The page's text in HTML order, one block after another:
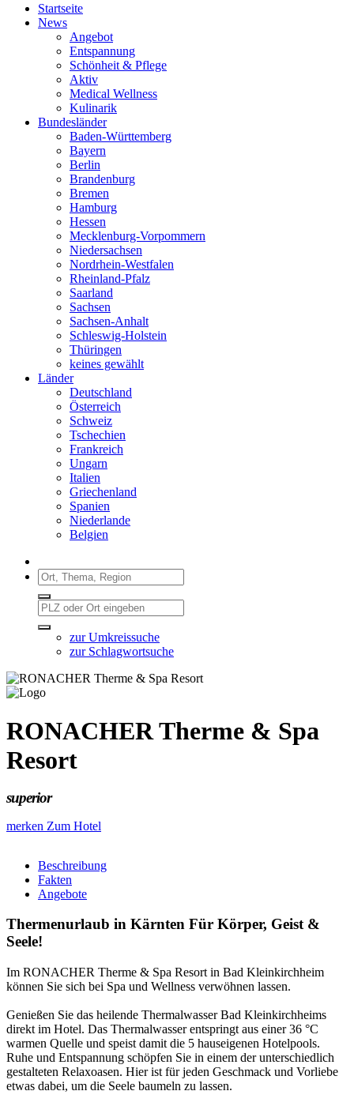
Startseite
News
Angebot
Entspannung
Schönheit & Pflege
Aktiv
Medical Wellness
Kulinarik
Bundesländer
Baden-Württemberg
Bayern
Berlin
Brandenburg
Bremen
Hamburg
Hessen
Mecklenburg-Vorpommern
Niedersachsen
Nordrhein-Westfalen
Rheinland-Pfalz
Saarland
Sachsen
Sachsen-Anhalt
Schleswig-Holstein
Thüringen
keines gewählt
Länder
Deutschland
Österreich
Schweiz
Tschechien
Frankreich
Ungarn
Italien
Griechenland
Spanien
Niederlande
Belgien
zur Umkreissuche
zur Schlagwortsuche
RONACHER Therme & Spa
Resort
superior
merken Zum Hotel
Beschreibung
Fakten
Angebote
Thermenurlaub in Kärnten Für Körper, Geist &
Seele!
Im RONACHER Therme & Spa Resort in Bad Kleinkirchheim
können Sie sich bei Spa und Wellness verwöhnen lassen.
Genießen Sie das heilende Thermalwasser Bad Kleinkirchheims
direkt im Hotel. Das Thermalwasser entspringt aus einer 36 °C
warmen Quelle und speist damit die 5 hauseigenen Hotelpools.
Ruhe und Entspannung schöpfen Sie in einem der unterschiedlich
gestalteten Relaxoasen. Hier ist für jeden Geschmack und Vorliebe
etwas dabei, um die Seele baumeln zu lassen.